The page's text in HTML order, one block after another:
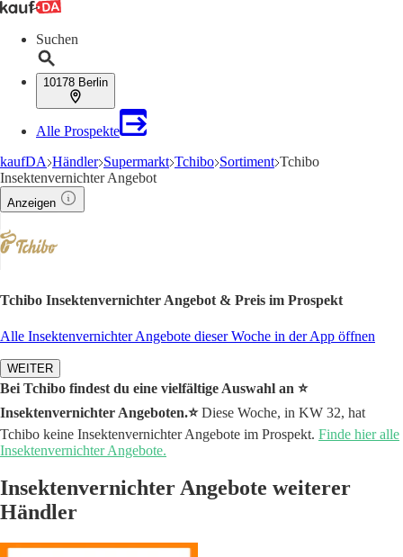
Suchen
10178 Berlin
Alle Prospekte
kaufDA Händler Supermarkt Tchibo Sortiment Tchibo
Insektenvernichter Angebot
Anzeigen
Tchibo Insektenvernichter Angebot & Preis im Prospekt
Alle Insektenvernichter Angebote dieser Woche in der App öffnen
WEITER
Bei Tchibo findest du eine vielfältige Auswahl an ⭐️
Insektenvernichter Angeboten.⭐️Diese Woche, in KW 32, hat
Tchibo keine Insektenvernichter Angebote im Prospekt. Finde hier alle
Insektenvernichter Angebote.
Insektenvernichter Angebote weiterer
Händler